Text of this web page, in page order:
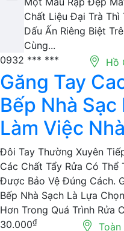
Một Mẫu Rập Đẹp
Chất Liệu Đại Trà Thì
Dấu Ấn Riêng Biệt
Cùng...
0932 *** ***
Hồ
Găng Tay
Bếp Nhà Sạc
Làm Việc
Đôi Tay Thường Xuyên
Các Chất Tẩy Rửa Có Thể
Được Bảo Vệ Đúng Cách.
Bếp Nhà Sạch Là Lựa
Hơn Trong Quá Trình Rửa